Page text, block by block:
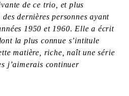
de ce trio, et plus
dernières personnes ayant
1950 et 1960. Elle a écrit
la plus connue s’intitule
matière, riche, naît une série
j’aimerais continuer